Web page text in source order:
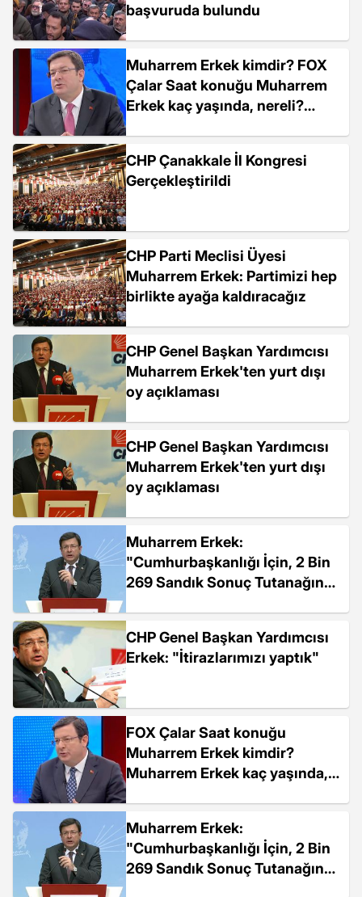
başvuruda bulundu
Muharrem Erkek kimdir? FOX
Çalar Saat konuğu Muharrem
Erkek kaç yaşında, nereli?
CHP Çanakkale İl Kongresi
Gerçekleştirildi
CHP Parti Meclisi Üyesi
Muharrem Erkek: Partimizi hep
birlikte ayağa kaldıracağız
CHP Genel Başkan Yardımcısı
Muharrem Erkek'ten yurt dışı
oy açıklaması
CHP Genel Başkan Yardımcısı
Muharrem Erkek'ten yurt dışı
oy açıklaması
Muharrem Erkek:
"Cumhurbaşkanlığı İçin, 2 Bin
269 Sandık Sonuç Tutanağında
17.00...
CHP Genel Başkan Yardımcısı
Erkek: "İtirazlarımızı yaptık"
FOX Çalar Saat konuğu
Muharrem Erkek kimdir?
Muharrem Erkek kaç yaşında,
Muharrem Erkek:
"Cumhurbaşkanlığı İçin, 2 Bin
269 Sandık Sonuç Tutanağında